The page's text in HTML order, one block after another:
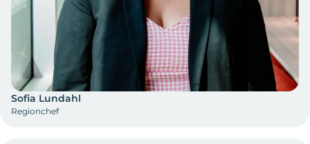
Sofia Lundahl
Regionchef